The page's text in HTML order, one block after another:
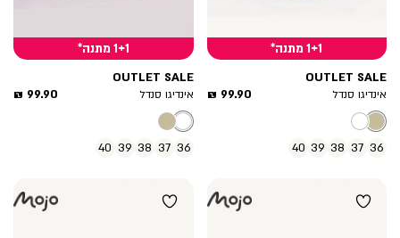
1+1 מתנה*
OUTLET SALE
אינדיגו סנדל
מחיר
99.90 ₪
36
37
38
39
40
1+1 מתנה*
OUTLET SALE
אינדיגו סנדל
מחיר
99.90 ₪
36
37
38
39
40